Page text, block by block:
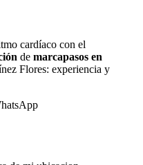
cardíaco con el
de marcapasos en
Flores: experiencia y